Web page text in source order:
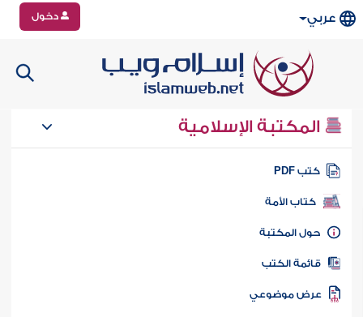
عربي دخول
المكتبة الإسلامية
كتب PDF
كتاب الأمة
المكتبة
الكتب